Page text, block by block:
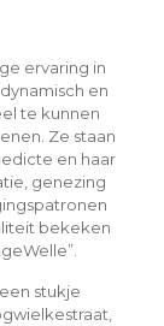
ervaring in
en
te kunnen
Ze staan
en haar
genezing
bekeken
stukje